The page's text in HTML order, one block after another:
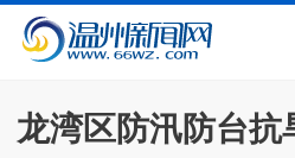
龙湾区防汛防台抗